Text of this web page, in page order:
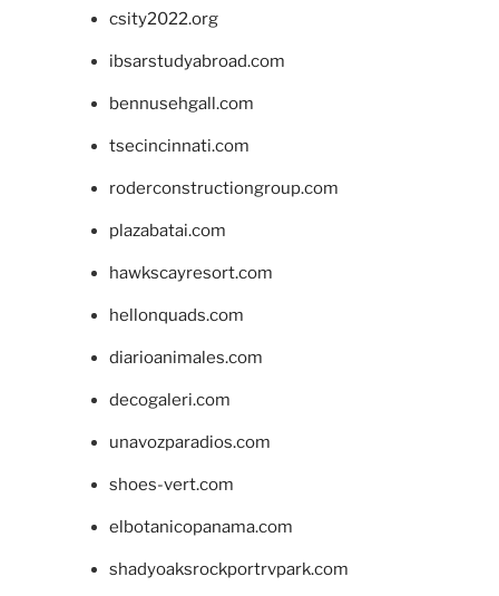
csity2022.org
ibsarstudyabroad.com
bennusehgall.com
tsecincinnati.com
roderconstructiongroup.com
plazabatai.com
hawkscayresort.com
hellonquads.com
diarioanimales.com
decogaleri.com
unavozparadios.com
shoes-vert.com
elbotanicopanama.com
shadyoaksrockportrvpark.com